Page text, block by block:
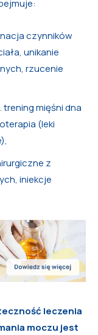
czynników
unikanie
rzucenie
trening mięśni dna
(leki
z
iniekcje
leczenia
moczu jest